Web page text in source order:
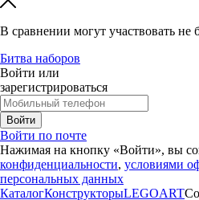
В сравнении могут участвовать не
Битва наборов
Войти или
зарегистрироваться
Войти
Войти по почте
Нажимая на кнопку «Войти», вы
конфиденциальности, условиями
персональных данных
КаталогКонструкторыLEGOART